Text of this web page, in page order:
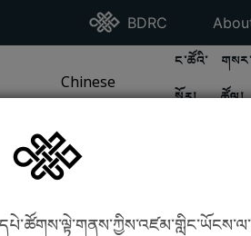
Go To BDRC
BDRC Go
TRADITION
GO TOCHINESE TRADITION
Chinese
GO TO
ང་ཚོའི་
སྐོར།
GO
ཚོལ།
How to find things?